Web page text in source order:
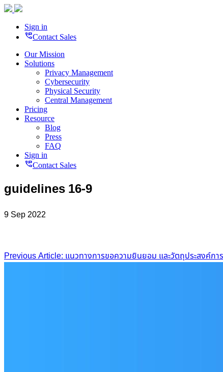
Sign in
perm_phone_msgContact Sales
Our Mission
Solutions
Privacy Management
Cybersecurity
Physical Security
Central Management
Pricing
Resource
Blog
Press
FAQ
Sign in
perm_phone_msgContact Sales
guidelines 16-9
9 Sep 2022
Previous Article: แนวทางการขอความยินยอม และวัตถุประสงค์กา